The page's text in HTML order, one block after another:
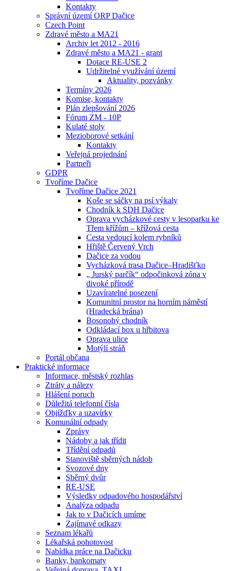
Kontakty
Správní území ORP Dačice
Czech Point
Zdravé město a MA21
Archiv let 2012 - 2016
Zdravé město a MA21 - grant
Dotace RE-USE 2
Udržitelné využívání území
Aktuality, pozvánky
Termíny 2026
Komise, kontakty
Plán zlepšování 2026
Fórum ZM - 10P
Kulaté stoly
Mezioborové setkání
Kontakty
Veřejná projednání
Partneři
GDPR
Tvoříme Dačice
Tvoříme Dačice 2021
Koše se sáčky na psí výkaly
Chodník k SDH Dačice
Oprava vycházkové cesty v lesoparku ke
Třem křížům – křížová cesta
Cesta vedoucí kolem rybníků
Hřiště Červený Vrch
Dačice za vodou
Vycházková trasa Dačice–Hradišťko
„ Jurský parčík“ odpočinková zóna v
divoké přírodě
Uzavíratelné posezení
Komunitní prostor na horním náměstí
(Hradecká brána)
Bosonohý chodník
Odkládací box u hřbitova
Oprava ulice
Motýlí stráň
Portál občana
Praktické informace
Informace, městský rozhlas
Ztráty a nálezy
Hlášení poruch
Důležitá telefonní čísla
Objížďky a uzavírky
Komunální odpady
Zprávy
Nádoby a jak třídit
Třídění odpadů
Stanoviště sběrných nádob
Svozové dny
Sběrný dvůr
RE-USE
Výsledky odpadového hospodářství
Analýza odpadu
Jak to v Dačicích umíme
Zajímavé odkazy
Seznam lékařů
Lékařská pohotovost
Nabídka práce na Dačicku
Banky, bankomaty